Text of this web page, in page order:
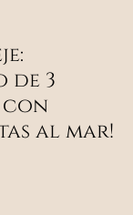
de 3
al mar!